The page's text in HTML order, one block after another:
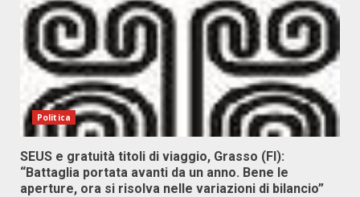
Politica
SEUS e gratuità titoli di viaggio, Grasso (FI):
“Battaglia portata avanti da un anno. Bene le
aperture, ora si risolva nelle variazioni di bilancio”